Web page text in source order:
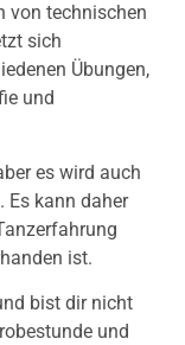
von technischen
sich
Übungen,
und
es wird auch
Es kann daher
ist.
bist dir nicht
und